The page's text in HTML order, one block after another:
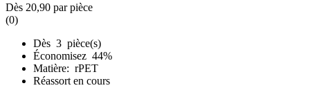
Dès 20,90 par pièce
(0)
Dès 3 pièce(s)
Économisez 44%
Matière: rPET
Réassort en cours